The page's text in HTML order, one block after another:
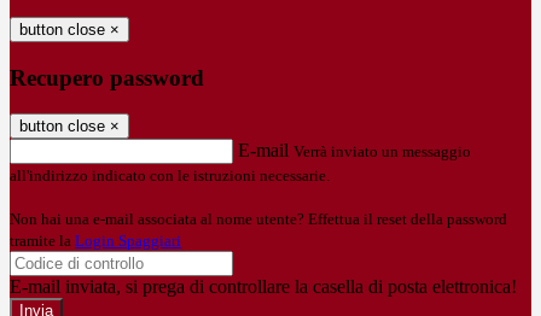
button close ×
Recupero password
button close ×
E-mail Verrà inviato un messaggio
all'indirizzo indicato con le istruzioni necessarie.
Non hai una e-mail associata al nome utente? Effettua il reset della password
tramite la Login Spaggiari
E-mail inviata, si prega di controllare la casella di posta elettronica!